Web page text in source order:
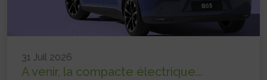
31 Juil 2026
A venir, la compacte électrique...